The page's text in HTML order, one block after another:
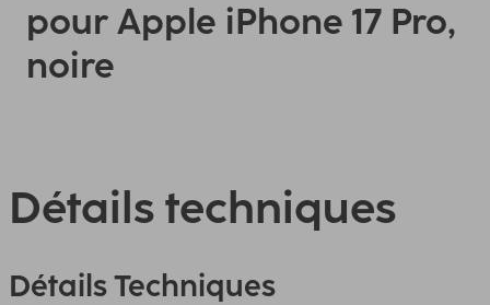
pour Apple iPhone 17 Pro,
noire
Détails techniques
Détails Techniques